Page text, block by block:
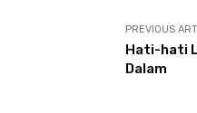
PREVIOUS
Hati-hati
Dalam